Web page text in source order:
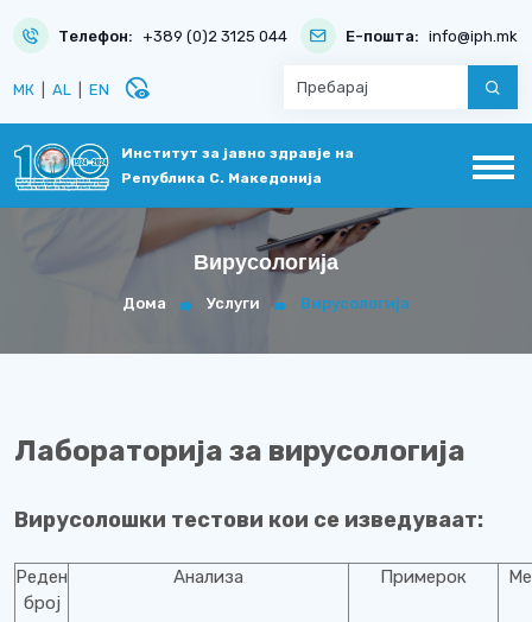
Телефон: +389 (0)2 3125 044 Е-пошта: info@iph.mk
МК AL EN disabled_visible
Институт за јавно здравје на
Република С. Македонија
Вирусологија
Дома Услуги Вирусологија
Лабораторија за вирусологија
Вирусолошки тестови кои се изведуваат:
Реден
број
Анализа Примерок